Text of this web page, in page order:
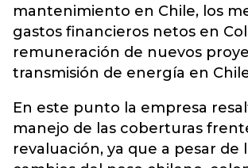
mantenimiento en Chile, los
gastos financieros netos en
remuneración de nuevos
transmisión de energía en
En este punto la empresa
manejo de las coberturas
revaluación, ya que a pesar de